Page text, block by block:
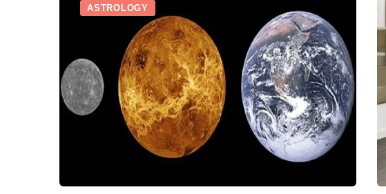
ASTROLOGY